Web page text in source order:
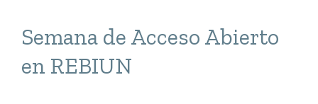
Semana de Acceso Abierto
en REBIUN